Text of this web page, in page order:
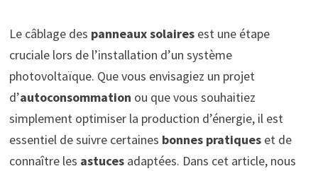
Le câblage des panneaux solairesest une étape
cruciale lors de l’installation d’un système
photovoltaïque. Que vous envisagiez un projet
d’autoconsommation ou que vous souhaitiez
simplement optimiser la production d’énergie, il est
essentiel de suivre certaines bonnes pratiqueset de
connaître les astucesadaptées. Dans cet article, nous